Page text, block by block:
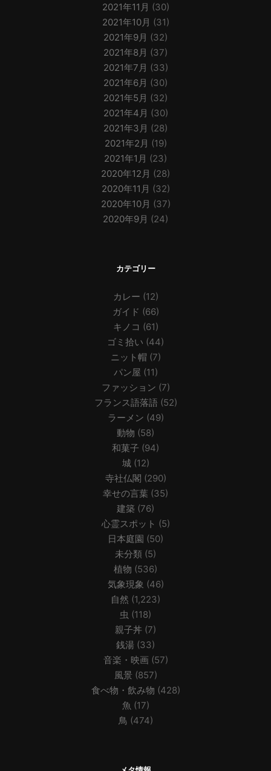
2021年11月 (30)
2021年10月 (31)
2021年9月 (32)
2021年8月 (37)
2021年7月 (33)
2021年6月 (30)
2021年5月 (32)
2021年4月 (30)
2021年3月 (28)
2021年2月 (19)
2021年1月 (23)
2020年12月 (28)
2020年11月 (32)
2020年10月 (37)
2020年9月 (24)
カテゴリー
カレー (12)
ガイド (66)
キノコ (61)
ゴミ拾い (44)
ニット帽 (7)
パン屋 (11)
ファッション (7)
フランス語落語 (52)
ラーメン (49)
動物 (58)
和菓子 (94)
城(12)
寺社仏閣 (290)
幸せの言葉 (35)
建築 (76)
心霊スポット (5)
日本庭園 (50)
未分類 (5)
植物 (536)
気象現象 (46)
自然 (1,223)
虫 (118)
親子丼 (7)
銭湯 (33)
音楽・映画 (57)
風景(857)
食べ物・飲み物 (428)
魚 (17)
鳥 (474)